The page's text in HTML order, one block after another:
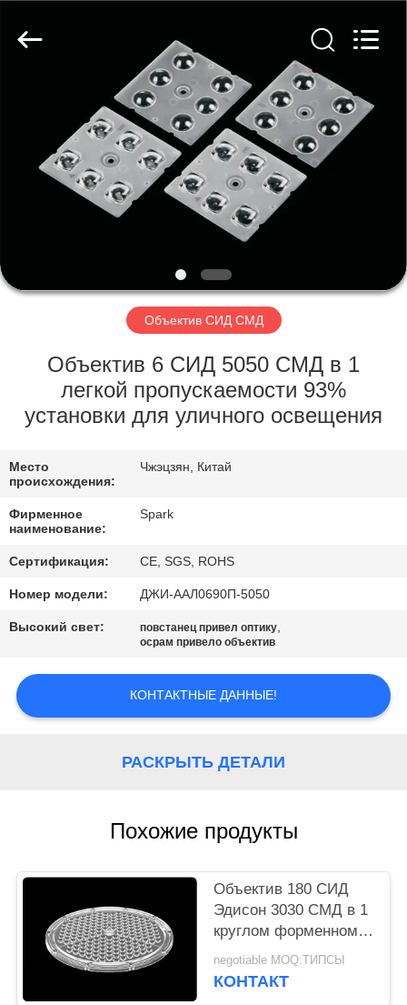
ПРОДУКТЫ
ЭКСКУРСИЯ
ЗАВОДУ
КОНТРОЛЬ
СВЯЖИТЕСЬ
С
НАМИ
НОВОСТИ
СЛУЧАИ
ПОЛИТИКА
УЕДИНЕНИЯ
Co.,
Объектив СИД СМД
Объектив 6 СИД 5050 СМД в 1
легкой пропускаемости 93%
установки для уличного освещения
Место
происхождения:
Чжэцзян, Китай
Фирменное
наименование:
Spark
Сертификация: CE, SGS, ROHS
Номер модели: ДЖИ-ААЛ0690П-5050
Высокий свет: повстанец привел оптику,
осрам привело объектив
КОНТАКТНЫЕ ДАННЫЕ!
РАСКРЫТЬ ДЕТАЛИ
Похожие продукты
Объектив 180 СИД
Эдисон 3030 СМД в 1
круглом форменном
высоком массиве
объектива света
negotiable MOQ:ТИПСЫ
КОНТАКТ